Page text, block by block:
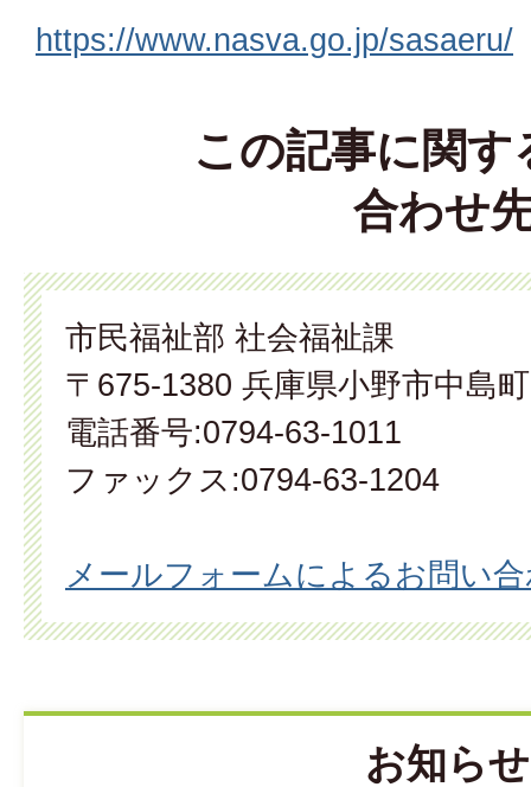
https://www.nasva.go.jp/sasaeru/
この記事に関す
合わせ
市民福祉部 社会福祉課
〒675-1380 兵庫県小野市中島
電話番号:0794-63-1011
ファックス:0794-63-1204
メールフォームによるお問い
お知らせ